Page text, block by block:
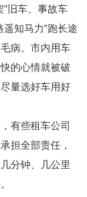
旧车、事故车
遥知马力”跑长途
病。市内用车
的心情就被破
量选好车用好
有些租车公司
担全部责任，
分钟、几公里